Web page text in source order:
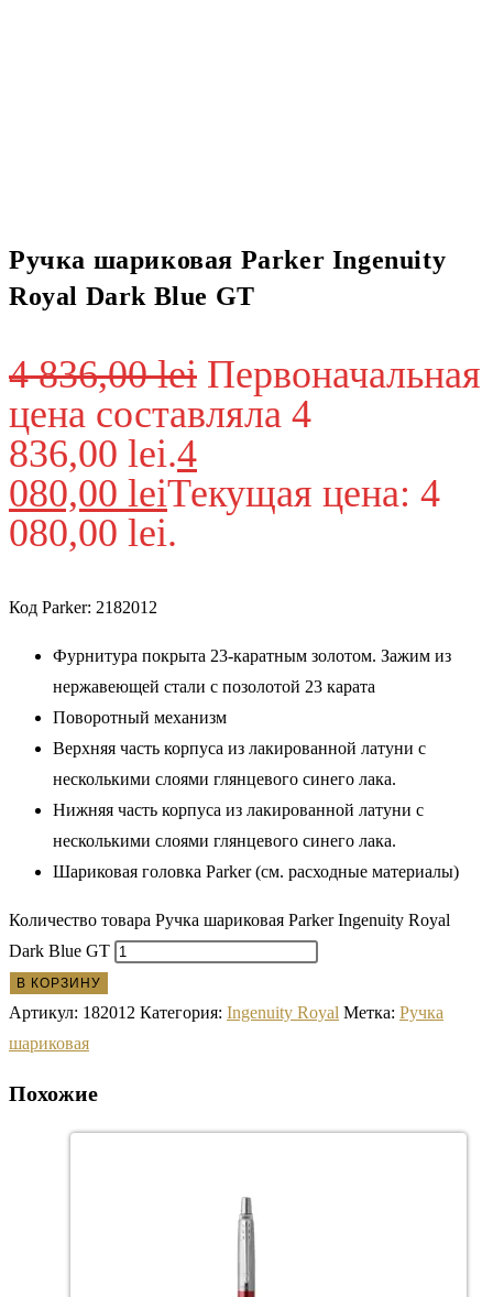
Ручка шариковая Parker Ingenuity
Royal Dark Blue GT
4 836,00lei Первоначальная
цена составляла 4
836,00 lei.4
080,00 leiТекущая цена: 4
080,00 lei.
Код Parker: 2182012
Фурнитура покрыта 23-каратным золотом. Зажим из
нержавеющей стали с позолотой 23 карата
Поворотный механизм
Верхняя часть корпуса из лакированной латуни с
несколькими слоями глянцевого синего лака.
Нижняя часть корпуса из лакированной латуни с
несколькими слоями глянцевого синего лака.
Шариковая головка Parker (см. расходные материалы)
Количество товара Ручка шариковая Parker Ingenuity Royal
Dark Blue GT
В КОРЗИНУ
Артикул: 182012 Категория: Ingenuity Royal Метка: Ручка
шариковая
Похожие